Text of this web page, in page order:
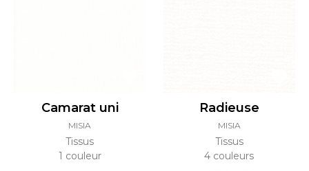
Camarat uni
MISIA
Tissus
1 couleur
Radieuse
MISIA
Tissus
4 couleurs